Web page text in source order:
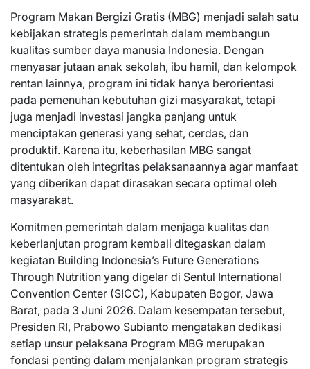
Program Makan Bergizi Gratis (MBG) menjadi salah satu
kebijakan strategis pemerintah dalam membangun
kualitas sumber daya manusia Indonesia. Dengan
menyasar jutaan anak sekolah, ibu hamil, dan kelompok
rentan lainnya, program ini tidak hanya berorientasi
pada pemenuhan kebutuhan gizi masyarakat, tetapi
juga menjadi investasi jangka panjang untuk
menciptakan generasi yang sehat, cerdas, dan
produktif. Karena itu, keberhasilan MBG sangat
ditentukan oleh integritas pelaksanaannya agar manfaat
yang diberikan dapat dirasakan secara optimal oleh
masyarakat.
Komitmen pemerintah dalam menjaga kualitas dan
keberlanjutan program kembali ditegaskan dalam
kegiatan Building Indonesia’s Future Generations
Through Nutrition yang digelar di Sentul International
Convention Center (SICC), Kabupaten Bogor, Jawa
Barat, pada 3 Juni 2026. Dalam kesempatan tersebut,
Presiden RI, Prabowo Subianto mengatakan dedikasi
setiap unsur pelaksana Program MBG merupakan
fondasi penting dalam menjalankan program strategis